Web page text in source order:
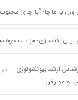
با ماچا؛ آیا چای محبوب
برای بدنسازی؛ مزایا،
ارشد بیوتکنولوژی در
و عوارض